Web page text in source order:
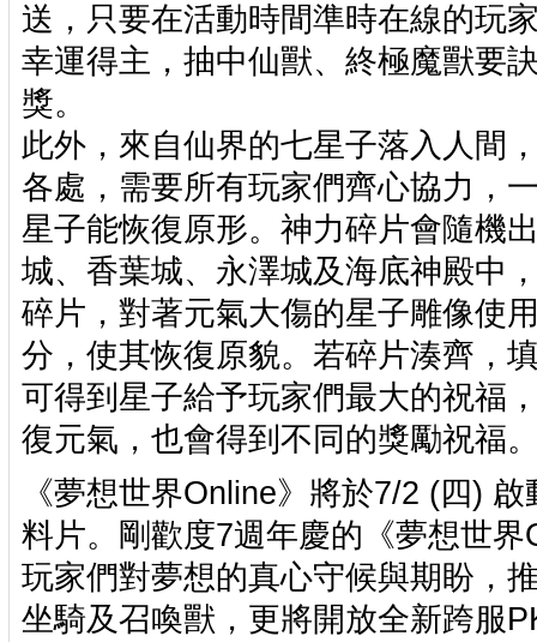
送，只要在活動時間準時在線的玩
幸運得主，抽中仙獸、終極魔獸要
獎。
此外，來自仙界的七星子落入人間
各處，需要所有玩家們齊心協力，
星子能恢復原形。神力碎片會隨機
城、香葉城、永澤城及海底神殿中
碎片，對著元氣大傷的星子雕像使
分，使其恢復原貌。若碎片湊齊，
可得到星子給予玩家們最大的祝福
復元氣，也會得到不同的獎勵祝福
《夢想世界Online》將於7/2 (四)
料片。剛歡度7週年慶的《夢想世
玩家們對夢想的真心守候與期盼，
坐騎及召喚獸，更將開放全新跨服